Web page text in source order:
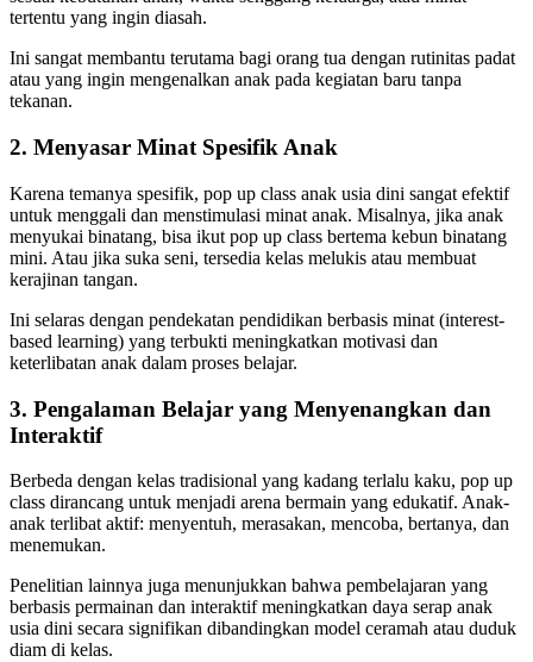
tertentu yang ingin diasah.
Ini sangat membantu terutama bagi orang tua dengan rutinitas padat
atau yang ingin mengenalkan anak pada kegiatan baru tanpa
tekanan.
2. Menyasar Minat Spesifik Anak
Karena temanya spesifik, pop up class anak usia dini sangat efektif
untuk menggali dan menstimulasi minat anak. Misalnya, jika anak
menyukai binatang, bisa ikut pop up class bertema kebun binatang
mini. Atau jika suka seni, tersedia kelas melukis atau membuat
kerajinan tangan.
Ini selaras dengan pendekatan pendidikan berbasis minat (interest-
based learning) yang terbukti meningkatkan motivasi dan
keterlibatan anak dalam proses belajar.
3. Pengalaman Belajar yang Menyenangkan dan
Interaktif
Berbeda dengan kelas tradisional yang kadang terlalu kaku, pop up
class dirancang untuk menjadi arena bermain yang edukatif. Anak-
anak terlibat aktif: menyentuh, merasakan, mencoba, bertanya, dan
menemukan.
Penelitian lainnya juga menunjukkan bahwa pembelajaran yang
berbasis permainan dan interaktif meningkatkan daya serap anak
usia dini secara signifikan dibandingkan model ceramah atau duduk
diam di kelas.